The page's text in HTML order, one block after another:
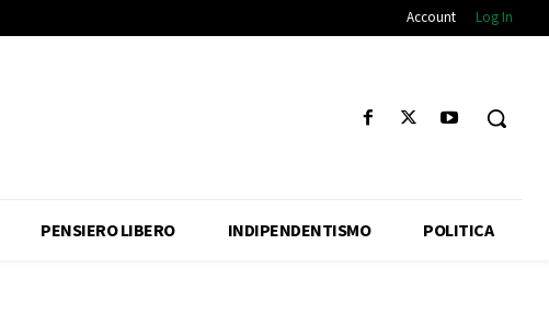
Account Log In
PENSIERO LIBERO INDIPENDENTISMO POLITICA